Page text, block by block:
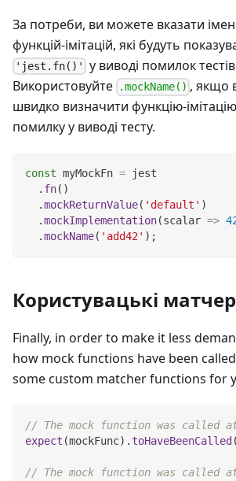
За потреби, ви можете вказати
функцій-імітацій, які будуть
'jest.fn()'
у виводі помилок
Використовуйте
.mockName() , якщо
швидко визначити функцію-
помилку у виводі тесту.
const myMockFn = jest
. fn( )
.mockReturnValue( 'default' )
.mockImplementation(scalar =>
.mockName( 'add42' ) ;
Користувацькі
Finally, in order to make it less
how mock functions have been
some custom matcher functions for
// The mock function was called
expect (mockFunc) . toHaveBeenCalled (
// The mock function was called